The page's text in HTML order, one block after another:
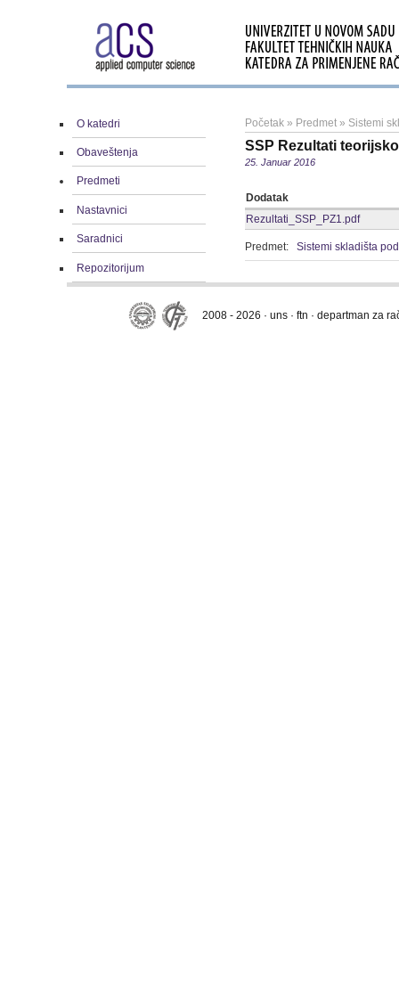
O katedri
Obaveštenja
Predmeti
Nastavnici
Saradnici
Repozitorijum
Početak » Predmet » Sistemi
SSP Rezultati
25. Januar 2016
Dodatak
Rezultati_SSP_PZ1.pdf
Predmet: Sistemi skladišta
2008 - 2026 · uns · ftn · departman za